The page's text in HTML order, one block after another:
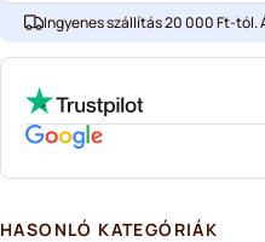
Ingyenes szállítás 20 000 Ft-tól.
HASONLÓ KATEGÓRIÁK